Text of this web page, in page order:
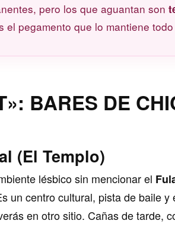
pero los que aguantan son
el pegamento que lo mantiene
BARES DE
(El Templo)
lésbico sin mencionar el
un centro cultural, pista de baile y
en otro sitio. Cañas de tarde,